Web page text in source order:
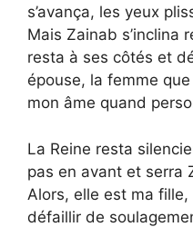
s’avança, les yeux
Mais Zainab s’inclina
resta à ses côtés et
épouse, la femme
mon âme quand
La Reine resta
pas en avant et serra
Alors, elle est ma
défaillir de